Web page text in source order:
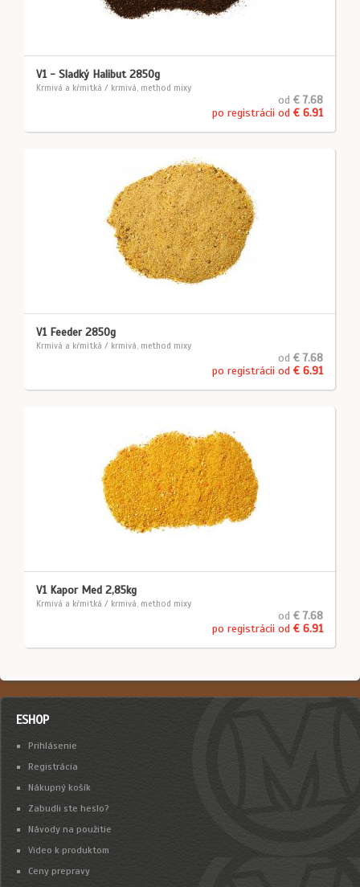
V1 - Sladký Halibut 2850g
Krmivá a kŕmitká / krmivá, method mixy
od € 7.68
po registrácii od € 6.91
V1 Feeder 2850g
Krmivá a kŕmitká / krmivá, method mixy
od € 7.68
po registrácii od € 6.91
V1 Kapor Med 2,85kg
Krmivá a kŕmitká / krmivá, method mixy
od € 7.68
po registrácii od € 6.91
ESHOP
Prihlásenie
Registrácia
Nákupný košík
Zabudli ste heslo?
Návody na použitie
Video k produktom
Ceny prepravy